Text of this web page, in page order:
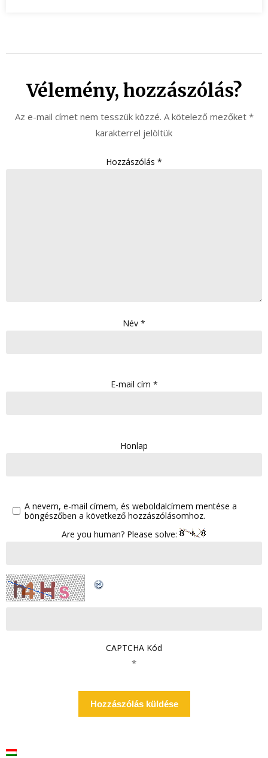
Vélemény, hozzászólás?
Az e-mail címet nem tesszük közzé. A kötelező mezőket *
karakterrel jelöltük
Hozzászólás *
Név *
E-mail cím *
Honlap
A nevem, e-mail címem, és weboldalcímem mentése a
böngészőben a következő hozzászólásomhoz.
Are you human? Please solve:
CAPTCHA Kód
*